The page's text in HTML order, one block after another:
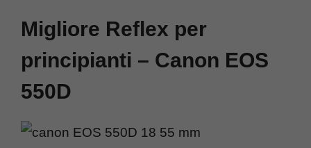
Migliore Reflex per
principianti – Canon EOS
550D